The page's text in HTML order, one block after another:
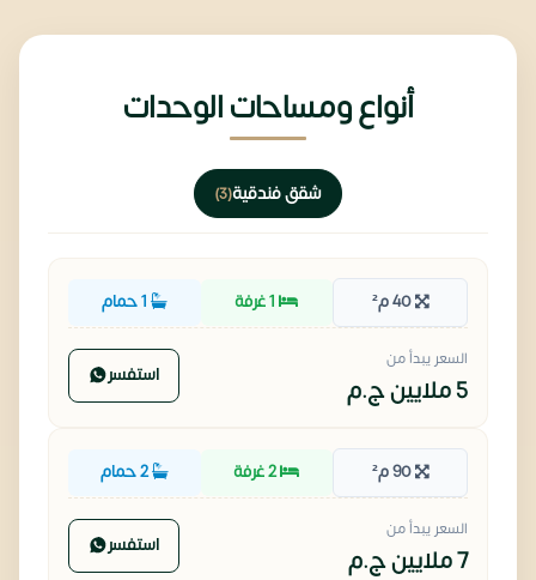
أنواع ومساحات الوحدات
شقق فندقية(3)
40 م² 1 غرفة
السعر يبدأ من
5 ملايين ج.م استفسر
90 م² 2 غرفة 2 حمام
السعر يبدأ من
7 ملايين ج.م استفسر